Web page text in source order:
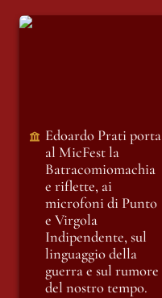
Edoardo Prati porta
Indipendente, sul
linguaggio della
guerra e sul rumore
del nostro tempo.
Edoardo Prati porta
al MicFest la
Batracomiomachia
e riflette, ai
microfoni di Punto
e Virgola
Indipendente, sul
linguaggio della
guerra e sul rumore
del nostro tempo.